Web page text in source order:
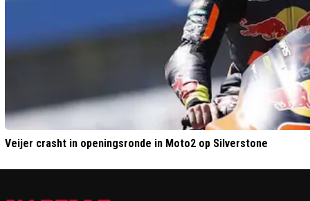
Veijer crasht in openingsronde in Moto2 op Silverstone